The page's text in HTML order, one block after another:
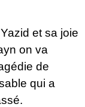
et sa joie
on va
de
qui a